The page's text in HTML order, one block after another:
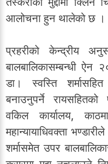
आलोचना हुन थालेको छ ।
प्रहरीको केन्द्रीय
बालबालिकासम्बन्धी
डा। स्वस्ति
बनाउनुपर्ने
वकिल कार्यालय,
महान्यायाधिवक्ता
शर्मासमेत उपर